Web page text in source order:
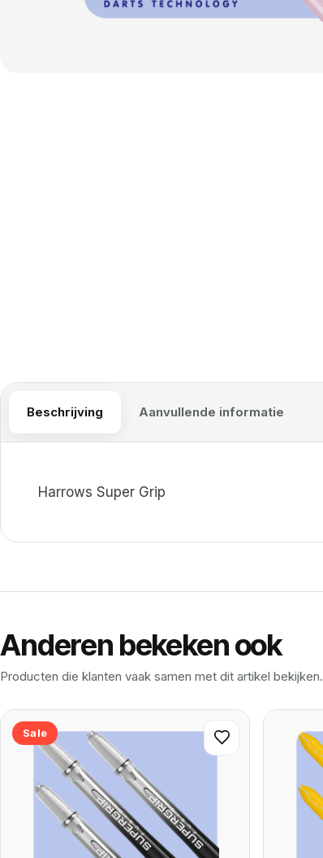
Beschrijving Aanvullende informatie
Harrows Super Grip
Anderen bekeken ook
Producten die klanten vaak samen met dit artikel bekijken.
Sale